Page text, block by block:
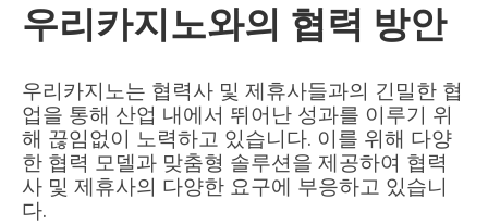
우리카지노와의 협력 방안
우리카지노는 협력사 및 제휴사들과의 긴밀한 협
업을 통해 산업 내에서 뛰어난 성과를 이루기 위
해 끊임없이 노력하고 있습니다. 이를 위해 다양
한 협력 모델과 맞춤형 솔루션을 제공하여 협력
사 및 제휴사의 다양한 요구에 부응하고 있습니
다.